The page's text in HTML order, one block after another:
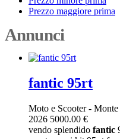
Prezzo maggiore prima
Annunci
fantic 95rt
Moto e Scooter- Monte
2026 5000.00 €
vendo splendido fantic